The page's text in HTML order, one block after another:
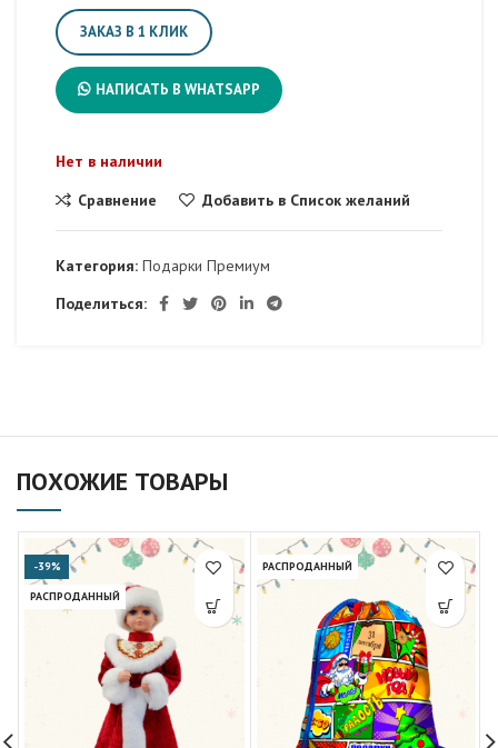
ЗАКАЗ В 1 КЛИК
НАПИСАТЬ В WHATSAPP
Нет в наличии
Сравнение
Добавить в Список желаний
Категория: Подарки Премиум
Поделиться:
ПОХОЖИЕ ТОВАРЫ
-39%
РАСПРОДАННЫЙ
РАСПРОДАННЫЙ